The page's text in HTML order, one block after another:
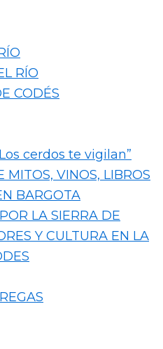
RÍO
CODÉS
cerdos te vigilan”
MITOS, VINOS, LIBROS
BARGOTA
LA SIERRA DE
Y CULTURA EN LA